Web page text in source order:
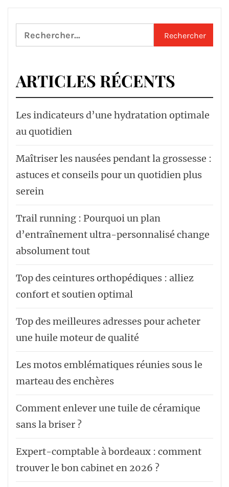
Rechercher :
ARTICLES RÉCENTS
Les indicateurs d’une hydratation optimale
au quotidien
Maîtriser les nausées pendant la grossesse :
astuces et conseils pour un quotidien plus
serein
Trail running : Pourquoi un plan
d’entraînement ultra-personnalisé change
absolument tout
Top des ceintures orthopédiques : alliez
confort et soutien optimal
Top des meilleures adresses pour acheter
une huile moteur de qualité
Les motos emblématiques réunies sous le
marteau des enchères
Comment enlever une tuile de céramique
sans la briser ?
Expert-comptable à bordeaux : comment
trouver le bon cabinet en 2026 ?